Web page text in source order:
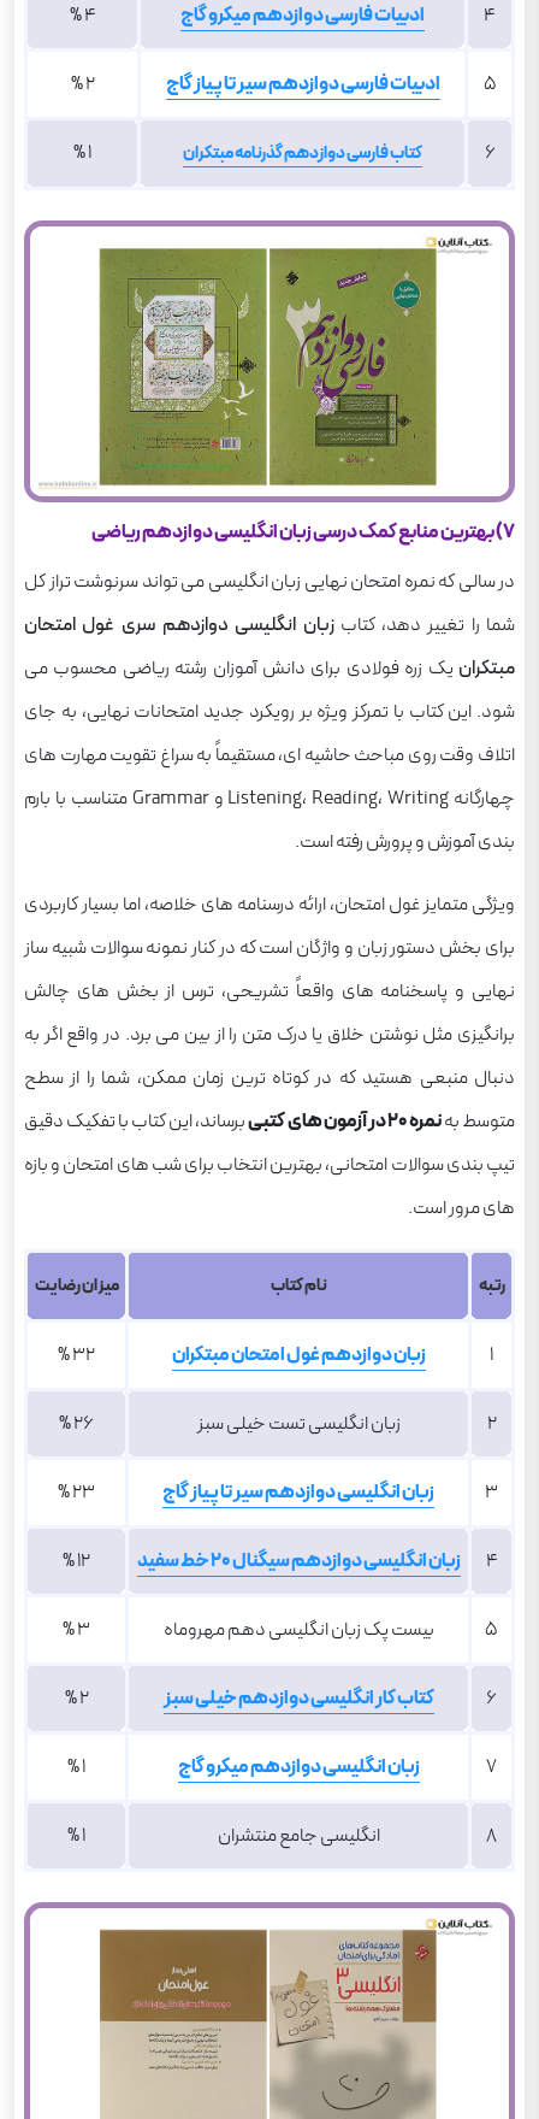
4 ادبیات فارسی دوازدهم میکرو گاج 4 %
5 ادبیات فارسی دوازدهم سیر تا پیاز گاج 2 %
6 کتاب فارسی دوازدهم گذرنامه مبتکران 1 %
7) بهترین منابع کمک درسی زبان انگلیسی دوازدهم ریاضی
در سالی که نمره امتحان نهایی زبان انگلیسی می تواند سرنوشت تراز کل
شما را تغییر دهد، کتابزبان انگلیسی دوازدهم سری غول امتحان
مبتکران یک زره فولادی برای دانش آموزان رشته ریاضی محسوب می
شود. این کتاب با تمرکز ویژه بر رویکرد جدید امتحانات نهایی، به جای
اتلاف وقت روی مباحث حاشیه ای، مستقیماً به سراغ تقویت مهارت های
چهارگانه Listening، Reading، Writing و Grammar متناسب با بارم
بندی آموزش و پرورش رفته است.
ویژگی متمایز غول امتحان، ارائه درسنامه های خلاصه، اما بسیار کاربردی
برای بخش دستور زبان و واژگان است که در کنار نمونه سوالات شبیه ساز
نهایی و پاسخنامه های واقعاً تشریحی، ترس از بخش های چالش
برانگیزی مثل نوشتن خلاق یا درک متن را از بین می برد. در واقع اگر به
دنبال منبعی هستید که در کوتاه ترین زمان ممکن، شما را از سطح
متوسط بهنمره ۲۰ در آزمون های کتبی
برساند، این کتاب با تفکیک دقیق
تیپ بندی سوالات امتحانی، بهترین انتخاب برای شب های امتحان و بازه
های مرور است.
رتبه نام کتاب میزان رضایت
1 زبان دوازدهم غول امتحان مبتکران 32 %
2 زبان انگلیسی تست خیلی سبز 26 %
3 زبان انگلیسی دوازدهم سیر تا پیاز گاج 23 %
4 زبان انگلیسی دوازدهم سیگنال 20 خط سفید 12 %
5 بیست پک زبان انگلیسی دهم مهروماه 3 %
6 کتاب کار انگلیسی دوازدهم خیلی سبز 2 %
7 زبان انگلیسی دوازدهم میکرو گاج 1 %
8 انگلیسی جامع منتشران 1 %